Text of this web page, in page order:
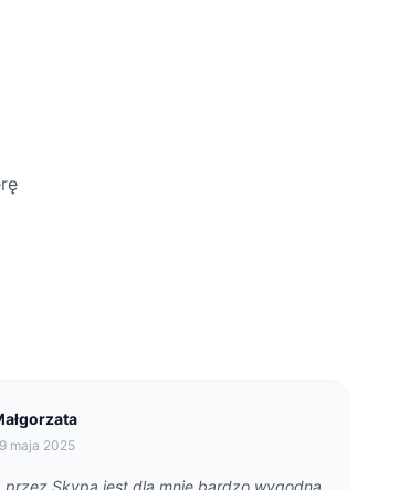
maja 2025
przez Skypa jest dla mnie bardzo wygodna